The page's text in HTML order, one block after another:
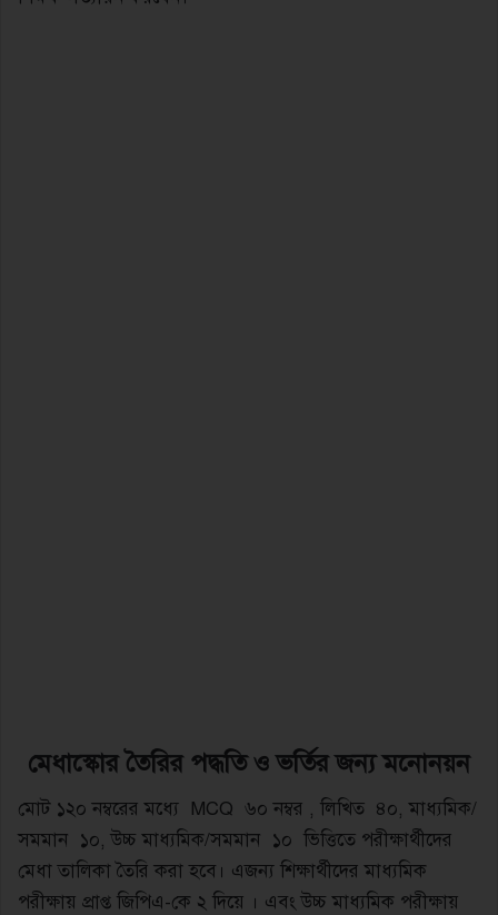
মেধাস্কোরতৈরির পদ্ধতিওভর্তিরজন্যমনোনয়ন
মোট ১২০ নম্বরের মধ্যে MCQ ৬০ নম্বর , লিখিত ৪০, মাধ্যমিক/
সমমান ১০, উচ্চ মাধ্যমিক/সমমান ১০ ভিত্তিতে পরীক্ষার্থীদের
মেধা তালিকা তৈরি করা হবে। এজন্য শিক্ষার্থীদের মাধ্যমিক
পরীক্ষায় প্রাপ্ত জিপিএ-কে ২ দিয়ে । এবং উচ্চ মাধ্যমিক পরীক্ষায়